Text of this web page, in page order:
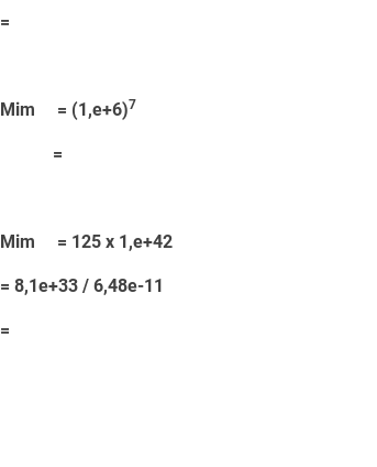
=
Mim = (1,e+6)7 =
=
Mim = 125 x 1,e+42 =
= 8,1e+33 / 6,48e-11 =
=